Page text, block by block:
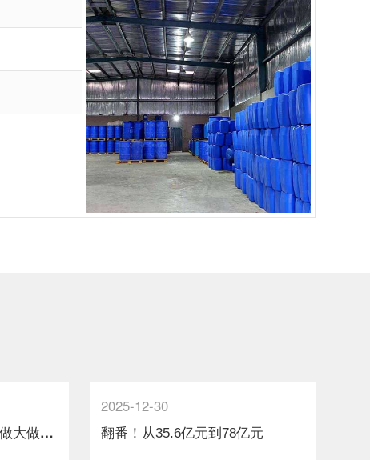
濮
阳“十五五”规划建议：做大做强绿色化工及新材料首位产业
2025-12-30
翻番！从35.6亿元到78亿元